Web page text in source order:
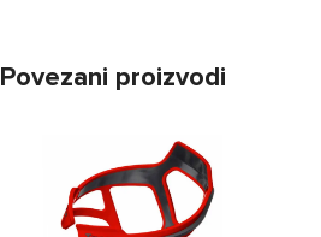
Povezani proizvodi